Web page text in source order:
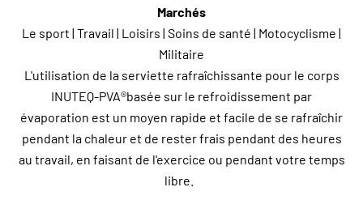
Marchés
Le sport | Travail | Loisirs | Soins de santé | Motocyclisme |
Militaire
L'utilisation de la serviette rafraîchissante pour le corps
INUTEQ-PVA®basée sur le refroidissement par
évaporation est un moyen rapide et facile de se rafraîchir
pendant la chaleur et de rester frais pendant des heures
au travail, en faisant de l'exercice ou pendant votre temps
libre.